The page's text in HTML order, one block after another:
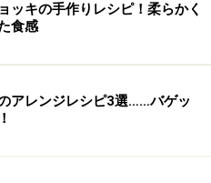
ッキの手作りレシピ！柔らかく
食感
アレンジレシピ3選……バゲッ